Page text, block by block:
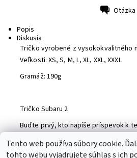
Otázka
Popis
Diskusia
Tričko vyrobené z vysokokvalitného
Veľkosti: XS, S, M, L, XL, XXL, XXXL
Gramáž: 190g
Tričko Subaru 2
Buďte prvý, kto napíše príspevok k
Pridať komentár
Tento web používa súbory cookie.
tohto webu vyjadrujete súhlas s ich